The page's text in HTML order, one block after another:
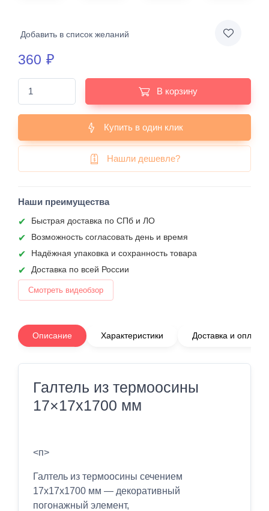
Добавить в список желаний
360 ₽
В корзину
Купить в один клик
Нашли дешевле?
Наши преимущества
Быстрая доставка по СПб и ЛО
Возможность согласовать день и время
Надёжная упаковка и сохранность товара
Доставка по всей России
Смотреть видеобзор
Описание Характеристики Доставка и оплата
Галтель из термоосины
17×17x1700 мм
<п>
Галтель из термоосины сечением
17х17x1700 мм — декоративный
погонажный элемент,